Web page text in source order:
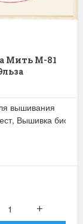
Мить М-81
вышивания
Вышивка бисером